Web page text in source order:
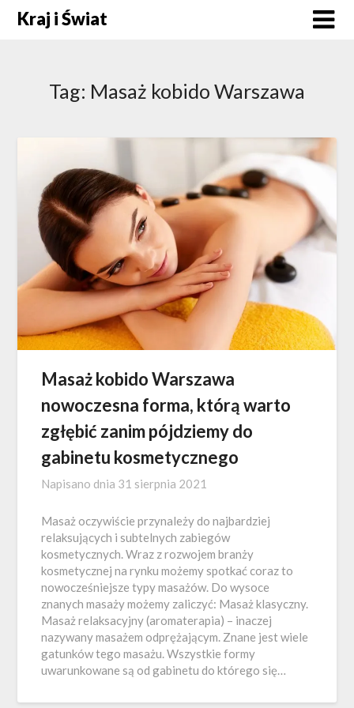
SkipKraj i Świat
Tag: Masaż kobido Warszawa
Masaż kobido Warszawa
nowoczesna forma, którą warto
zgłębić zanim pójdziemy do
gabinetu kosmetycznego
Napisano dnia 31 sierpnia 2021
Masaż oczywiście przynależy do najbardziej
relaksujących i subtelnych zabiegów
kosmetycznych. Wraz z rozwojem branży
kosmetycznej na rynku możemy spotkać coraz to
nowocześniejsze typy masażów. Do wysoce
znanych masaży możemy zaliczyć: Masaż klasyczny.
Masaż relaksacyjny (aromaterapia) – inaczej
nazywany masażem odprężającym. Znane jest wiele
gatunków tego masażu. Wszystkie formy
uwarunkowane są od gabinetu do którego się…